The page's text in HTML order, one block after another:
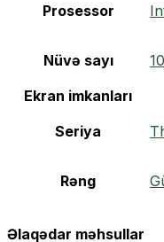
Prosessor
Nüvə sayı
10
Ekran imkanları
Seriya
Rəng
Əlaqədar məhsullar